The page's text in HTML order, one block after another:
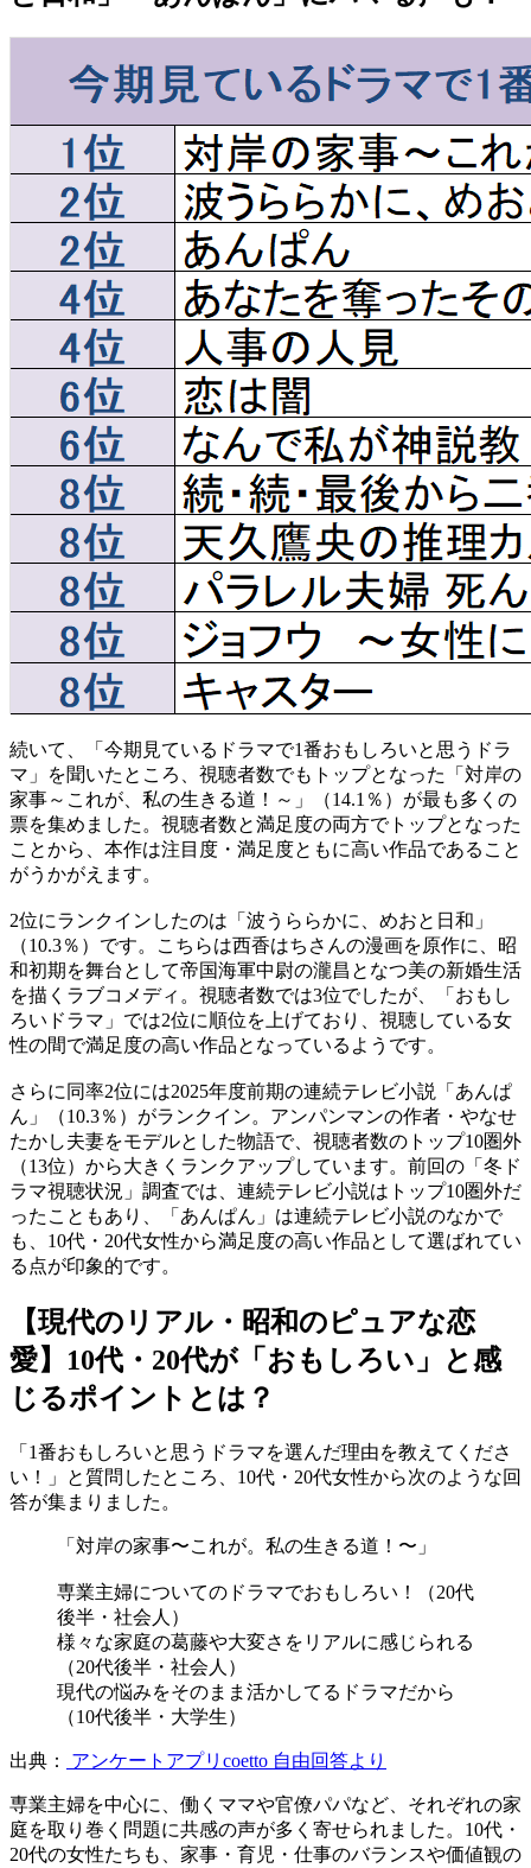
続いて、「今期見ているドラマで1番おもしろいと思うドラ
マ」を聞いたところ、視聴者数でもトップとなった「対岸の
家事～これが、私の生きる道！～」（14.1％）が最も多くの
票を集めました。視聴者数と満足度の両方でトップとなった
ことから、本作は注目度・満足度ともに高い作品であること
がうかがえます。
2位にランクインしたのは「波うららかに、めおと日和」
（10.3％）です。こちらは西香はちさんの漫画を原作に、昭
和初期を舞台として帝国海軍中尉の瀧昌となつ美の新婚生活
を描くラブコメディ。視聴者数では3位でしたが、「おもし
ろいドラマ」では2位に順位を上げており、視聴している女
性の間で満足度の高い作品となっているようです。
さらに同率2位には2025年度前期の連続テレビ小説「あんぱ
ん」（10.3％）がランクイン。アンパンマンの作者・やなせ
たかし夫妻をモデルとした物語で、視聴者数のトップ10圏外
（13位）から大きくランクアップしています。前回の「冬ド
ラマ視聴状況」調査では、連続テレビ小説はトップ10圏外だ
ったこともあり、「あんぱん」は連続テレビ小説のなかで
も、10代・20代女性から満足度の高い作品として選ばれてい
る点が印象的です。
【現代のリアル・昭和のピュアな恋
愛】10代・20代が「おもしろい」と感
じるポイントとは？
「1番おもしろいと思うドラマを選んだ理由を教えてくださ
い！」と質問したところ、10代・20代女性から次のような回
答が集まりました。
「対岸の家事〜これが。私の生きる道！〜」
専業主婦についてのドラマでおもしろい！（20代
後半・社会人）
様々な家庭の葛藤や大変さをリアルに感じられる
（20代後半・社会人）
現代の悩みをそのまま活かしてるドラマだから
（10代後半・大学生）
出典： アンケートアプリcoetto 自由回答より
専業主婦を中心に、働くママや官僚パパなど、それぞれの家
庭を取り巻く問題に共感の声が多く寄せられました。10代・
20代の女性たちも、家事・育児・仕事のバランスや価値観の